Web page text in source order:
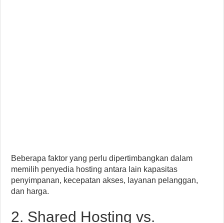
Beberapa faktor yang perlu dipertimbangkan dalam
memilih penyedia hosting antara lain kapasitas
penyimpanan, kecepatan akses, layanan pelanggan,
dan harga.
2. Shared Hosting vs.